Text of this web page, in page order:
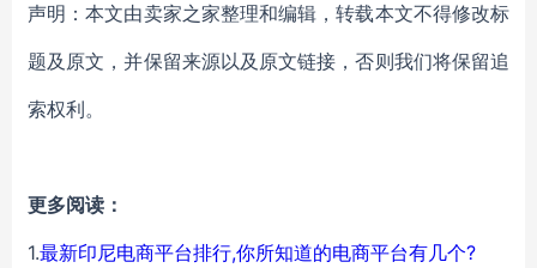
声明：本文由卖家之家整理和编辑，转载本文不得修改标
题及原文，并保留来源以及原文链接，否则我们将保留追
索权利。
更多阅读：
1.最新印尼电商平台排行,你所知道的电商平台有几个?